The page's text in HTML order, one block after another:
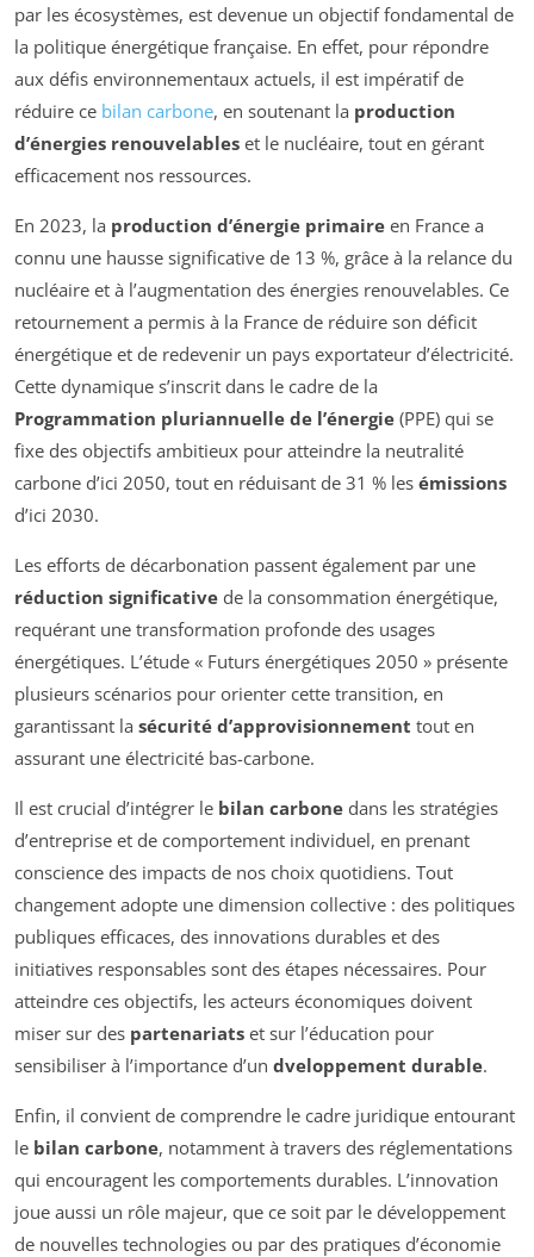
par les écosystèmes, est devenue un objectif fondamental de
la politique énergétique française. En effet, pour répondre
aux défis environnementaux actuels, il est impératif de
réduire ce bilan carbone, en soutenant la production
d’énergies renouvelables et le nucléaire, tout en gérant
efficacement nos ressources.
En 2023, la production d’énergie primaire en France a
connu une hausse significative de 13 %, grâce à la relance du
nucléaire et à l’augmentation des énergies renouvelables. Ce
retournement a permis à la France de réduire son déficit
énergétique et de redevenir un pays exportateur d’électricité.
Cette dynamique s’inscrit dans le cadre de la
Programmation pluriannuelle de l’énergie (PPE) qui se
fixe des objectifs ambitieux pour atteindre la neutralité
carbone d’ici 2050, tout en réduisant de 31 % les émissions
d’ici 2030.
Les efforts de décarbonation passent également par une
réduction significative de la consommation énergétique,
requérant une transformation profonde des usages
énergétiques. L’étude « Futurs énergétiques 2050 » présente
plusieurs scénarios pour orienter cette transition, en
garantissant la sécurité d’approvisionnement tout en
assurant une électricité bas-carbone.
Il est crucial d’intégrer le bilan carbone dans les stratégies
d’entreprise et de comportement individuel, en prenant
conscience des impacts de nos choix quotidiens. Tout
changement adopte une dimension collective : des politiques
publiques efficaces, des innovations durables et des
initiatives responsables sont des étapes nécessaires. Pour
atteindre ces objectifs, les acteurs économiques doivent
miser sur des partenariats et sur l’éducation pour
sensibiliser à l’importance d’un dveloppement durable.
Enfin, il convient de comprendre le cadre juridique entourant
le bilan carbone, notamment à travers des réglementations
qui encouragent les comportements durables. L’innovation
joue aussi un rôle majeur, que ce soit par le développement
de nouvelles technologies ou par des pratiques d’économie